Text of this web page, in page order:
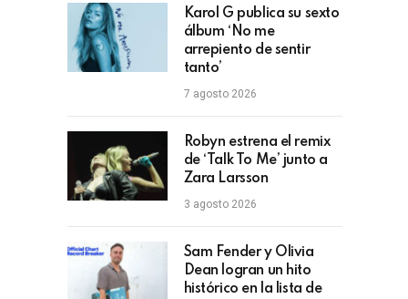
Karol G publica su sexto
álbum ‘No me
arrepiento de sentir
tanto’
7 agosto 2026
Robyn estrena el remix
de ‘Talk To Me’ junto a
Zara Larsson
3 agosto 2026
Sam Fender y Olivia
Dean logran un hito
histórico en la lista de